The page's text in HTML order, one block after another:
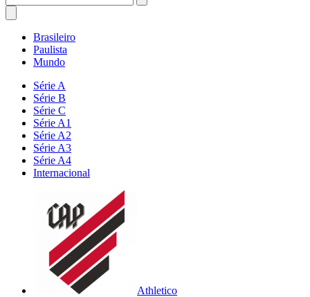
Brasileiro
Paulista
Mundo
Série A
Série B
Série C
Série A1
Série A2
Série A3
Série A4
Internacional
Athletico